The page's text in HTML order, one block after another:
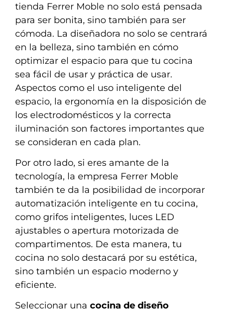
tienda Ferrer Moble no solo está pensada
para ser bonita, sino también para ser
cómoda. La diseñadora no solo se centrará
en la belleza, sino también en cómo
optimizar el espacio para que tu cocina
sea fácil de usar y práctica de usar.
Aspectos como el uso inteligente del
espacio, la ergonomía en la disposición de
los electrodomésticos y la correcta
iluminación son factores importantes que
se consideran en cada plan.
Por otro lado, si eres amante de la
tecnología, la empresa Ferrer Moble
también te da la posibilidad de incorporar
automatización inteligente en tu cocina,
como grifos inteligentes, luces LED
ajustables o apertura motorizada de
compartimentos. De esta manera, tu
cocina no solo destacará por su estética,
sino también un espacio moderno y
eficiente.
Seleccionar una cocina de diseño